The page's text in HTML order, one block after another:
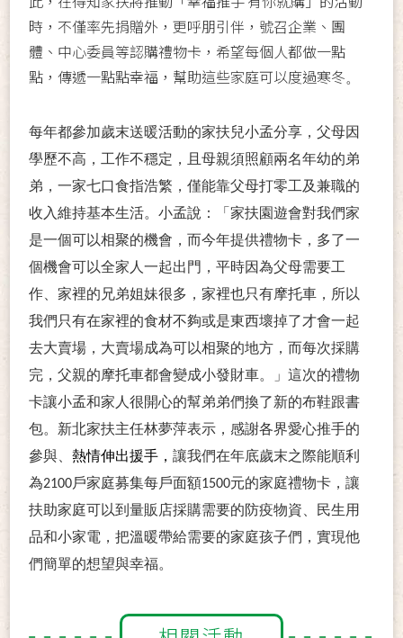
時，不僅率先捐贈外，更呼朋引伴，號召企業、團
體、中心委員等認購禮物卡，希望每個人都做一點
點，傳遞一點點幸福，幫助這些家庭可以度過寒冬。
每年都參加歲末送暖活動的家扶兒小孟分享，父母因
學歷不高，工作不穩定，且母親須照顧兩名年幼的弟
弟，一家七口食指浩繁，僅能靠父母打零工及兼職的
收入維持基本生活。小孟說：「家扶園遊會對我們家
是一個可以相聚的機會，而今年提供禮物卡，多了一
個機會可以全家人一起出門，平時因為父母需要工
作、家裡的兄弟姐妹很多，家裡也只有摩托車，所以
我們只有在家裡的食材不夠或是東西壞掉了才會一起
去大賣場，大賣場成為可以相聚的地方，而每次採購
完，父親的摩托車都會變成小發財車。」這次的禮物
卡讓小孟和家人很開心的幫弟弟們換了新的布鞋跟書
包。新北家扶主任林夢萍表示，感謝各界愛心推手的
參與、熱情伸出援手，讓我們在年底歲末之際能順利
為2100戶家庭募集每戶面額1500元的家庭禮物卡，讓
扶助家庭可以到量販店採購需要的防疫物資、民生用
品和小家電，把溫暖帶給需要的家庭孩子們，實現他
們簡單的想望與幸福。